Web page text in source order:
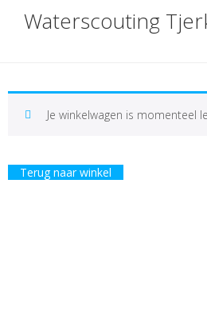
Waterscouting
Je winkelwagen is momenteel
Terug naar winkel